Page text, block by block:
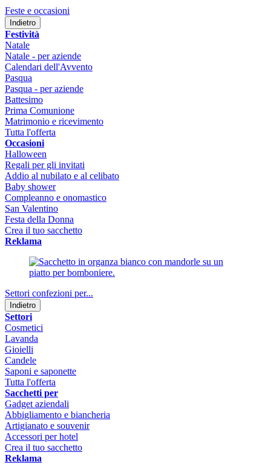
Feste e occasioni
Indietro
Festività
Natale
Natale - per aziende
Calendari dell'Avvento
Pasqua
Pasqua - per aziende
Battesimo
Prima Comunione
Matrimonio e ricevimento
Tutta l'offerta
Occasioni
Halloween
Regali per gli invitati
Addio al nubilato e al celibato
Baby shower
Compleanno e onomastico
San Valentino
Festa della Donna
Crea il tuo sacchetto
Reklama
Settori confezioni per...
Indietro
Settori
Cosmetici
Lavanda
Gioielli
Candele
Saponi e saponette
Tutta l'offerta
Sacchetti per
Gadget aziendali
Abbigliamento e biancheria
Artigianato e souvenir
Accessori per hotel
Crea il tuo sacchetto
Reklama